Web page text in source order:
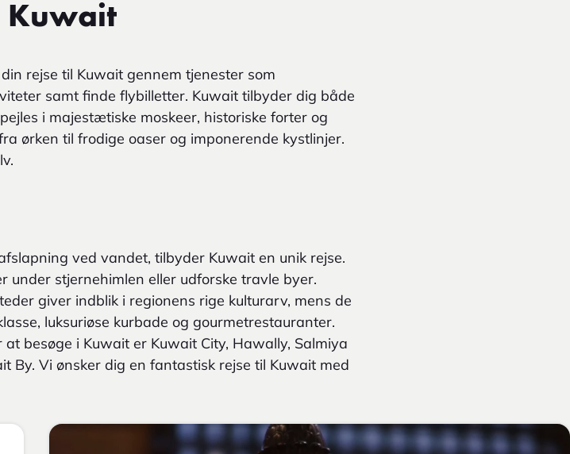
Kuwait
rejse til Kuwait gennem tjenester som
samt finde flybilletter. Kuwait tilbyder dig både
i majestætiske moskeer, historiske forter og
ørken til frodige oaser og imponerende kystlinjer.
ved vandet, tilbyder Kuwait en unik rejse.
stjernehimlen eller udforske travle byer.
giver indblik i regionens rige kulturarv, mens de
luksuriøse kurbade og gourmetrestauranter.
besøge i Kuwait er Kuwait City, Hawally, Salmiya
By. Vi ønsker dig en fantastisk rejse til Kuwait med